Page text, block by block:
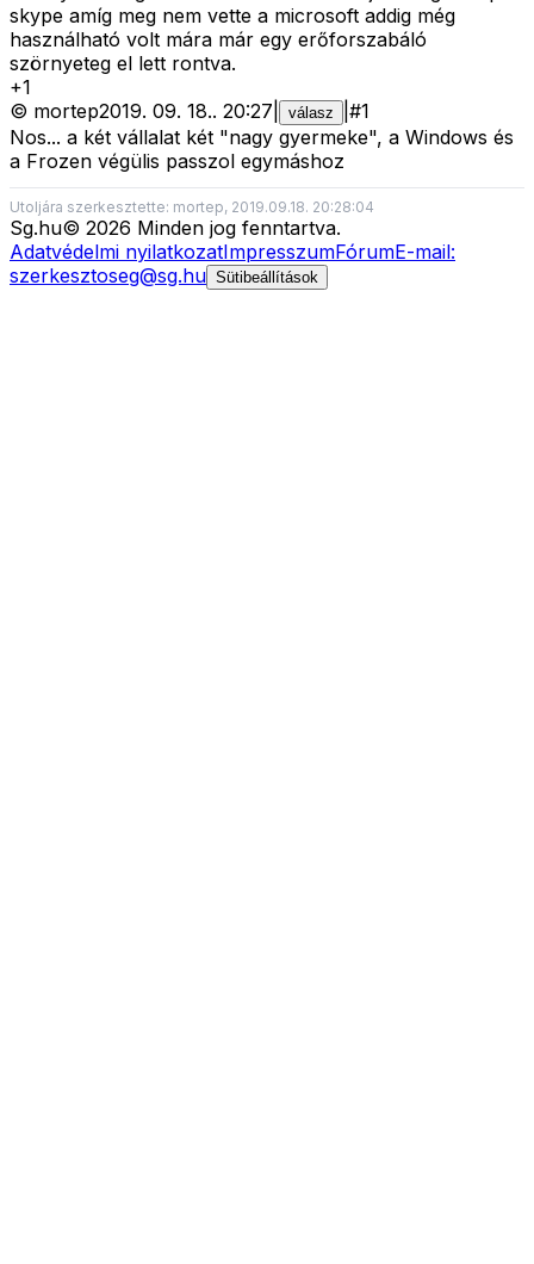
skype amíg meg nem vette a microsoft addig még
használható volt mára már egy erőforszabáló
szörnyeteg el lett rontva.
+1
© mortep2019. 09. 18.. 20:27 válasz #1
Nos... a két vállalat két "nagy gyermeke", a Windows és
a Frozen végülis passzol egymáshoz
Utoljára szerkesztette: mortep, 2019.09.18. 20:28:04
Sg.hu© 2026 Minden jog fenntartva.
Adatvédelmi nyilatkozatImpresszumFórumE-mail:
szerkesztoseg@sg.hu Sütibeállítások